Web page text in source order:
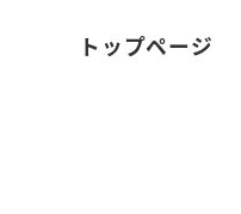
トップページ